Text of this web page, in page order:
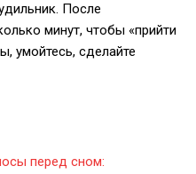
После
минут, чтобы «прийти
умойтесь, сделайте
перед сном: